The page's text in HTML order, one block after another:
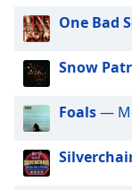
Audio
Track
in-
Picture
This
One Bad
Snow
Foals—